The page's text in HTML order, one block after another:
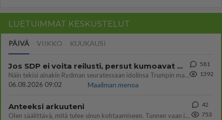
LUETUIMMAT KESKUSTELUT
PÄIVÄ VIIKKO KUUKAUSI
Jos SDP ei voita reilusti, persut kumoavat demokratian Suomesta
Näin tekisi ainakin Rydman seuratessaan idolinsa Trumpin mallia https://www.is.fi/politiikka/art-2000012187244.html
06.08.2026 09:02
Maailman menoa
581
1392
Anteeksi arkuuteni
Olen säälittävä, mitä tulee sinun kohtaamiseen. Tunnen vaan itseni todella epävarmaksi sun kanssa. Jos minun olisi pitän
42
753